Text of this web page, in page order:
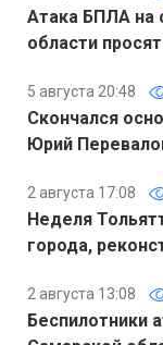
Атака БПЛА на
области
5 августа 20:48
Скончался
Юрий
2 августа 17:08
Неделя
города,
2 августа 13:08
Беспилотники